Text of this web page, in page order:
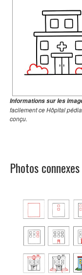
Informations sur les
facilement ce Hôpital
conçu.
Photos